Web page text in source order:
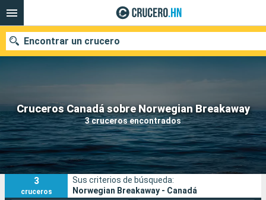
Cruceros Canadá sobre Norwegian Breakaway
3 cruceros encontrados
Encontrar un crucero
Nuestros destinos
Fecha de salida
Puertos Compañías
Buscar
3
cruceros
Sus criterios de búsqueda:
Norwegian Breakaway - Canadá